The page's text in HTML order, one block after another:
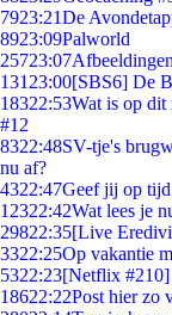
7923:21De
8923:09Palworld
25723:07
131 23:00[SBS6] De
18322:53Wat is op dit
#12
8322:48SV-tje's
nu af?
4322:47Geef jij op tijd
12322:42Wat lees je
29822:35[Live
3322:25Op vakantie
5322:23[Netflix
18622:22Post hier zo